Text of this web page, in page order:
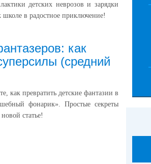
детских неврозов и зарядки
в радостное приключение!
как
(средний
как превратить детские фантазии в
фонарик». Простые секреты
статье!